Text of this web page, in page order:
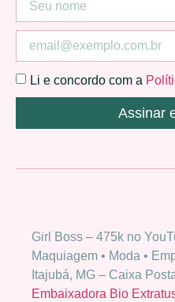
Girl Boss – 475k no
Maquiagem • Moda •
Itajubá, MG – Caixa
Embaixadora Bio
Li e concordo com a
Assinar